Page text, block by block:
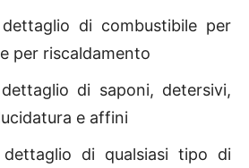
di combustibile per
per riscaldamento
di saponi, detersivi,
e affini
dettaglio di qualsiasi tipo di